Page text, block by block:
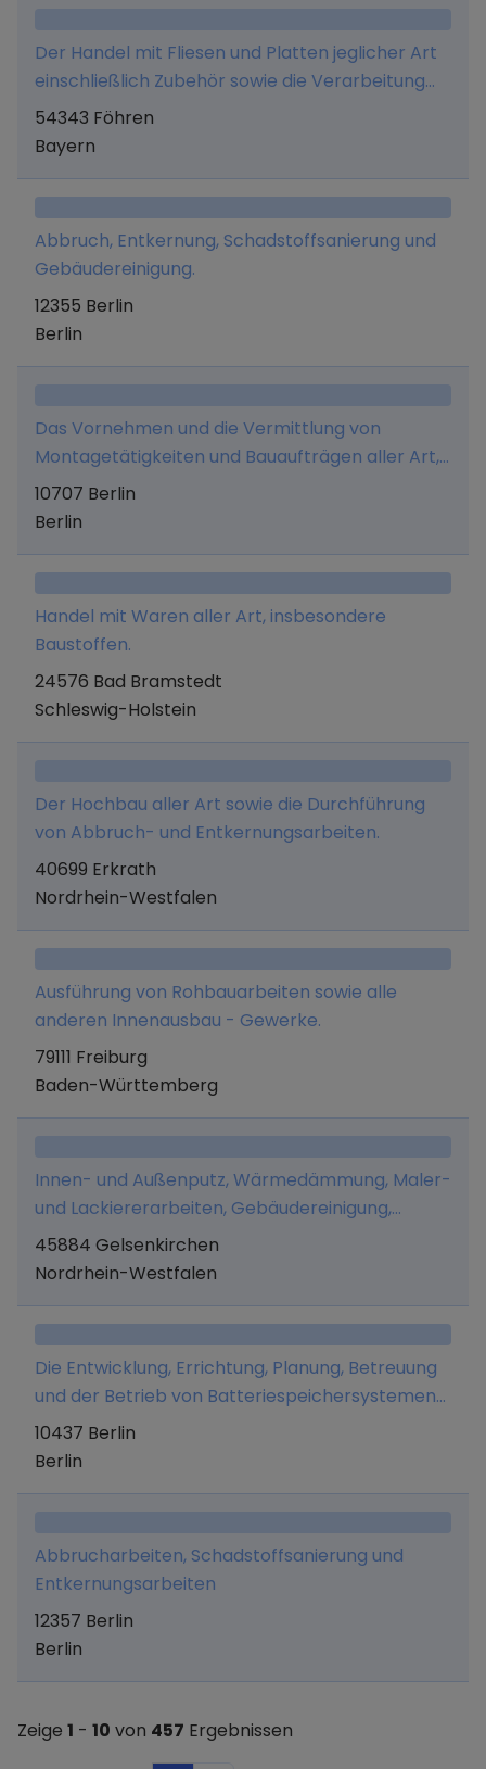
Der Handel mit Fliesen und Platten jeglicher Art
einschließlich Zubehör sowie die Verarbeitung
dieser Produkte, - der Handel mit Sanitär-, Bad-,
Heizungs-, Klima- und Lüftungsartikeln jeglicher
Verarbeitung dieser Produkte, - der Handel mit
Bad-, Wohn- und Tischaccessoires jeglicher Art,
- der Vertrieb, der Handel und die Entwicklung
von EDV-Soft- und Hardware sowie die
Organisationsberatung, - das Speditions-,
Lager- und Frachtführergeschäft im nationalen
und internationalen Bereich sowie die
Bereichen Logistik,
Betriebssicherheit/Arbeitsmedizin und
Repräsentation und Vertretung von Fliesen- und
Sanitärartikelherstellern.
54343 Föhren
Bayern
Abbruch, Entkernung, Schadstoffsanierung und
Gebäudereinigung.
12355 Berlin
Berlin
Das Vornehmen und die Vermittlung von
Montagetätigkeiten und Bauaufträgen aller Art,
insbesondere im Zusammenhang mit Fenstern
und Türen und Photovoltaikanlagen.
10707 Berlin
Berlin
Handel mit Waren aller Art, insbesondere
Baustoffen.
24576 Bad Bramstedt
Schleswig-Holstein
Der Hochbau aller Art sowie die Durchführung
von Abbruch- und Entkernungsarbeiten.
40699 Erkrath
Nordrhein-Westfalen
Ausführung von Rohbauarbeiten sowie alle
anderen Innenausbau - Gewerke.
79111 Freiburg
Baden-Württemberg
Innen- und Außenputz, Wärmedämmung, Maler-
und Lackiererarbeiten, Gebäudereinigung,
Trockenbau, Abbrucharbeiten und
Rohbauarbeiten.
45884 Gelsenkirchen
Nordrhein-Westfalen
Die Entwicklung, Errichtung, Planung, Betreuung
und der Betrieb von Batteriespeichersystemen
sowie damit im Zusammenhang stehender
Photovoltaikanlagen.
10437 Berlin
Berlin
Abbrucharbeiten, Schadstoffsanierung und
Entkernungsarbeiten
12357 Berlin
Berlin
Zeige 1 - 10 von 457 Ergebnissen